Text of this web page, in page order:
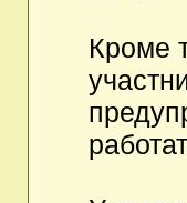
Кроме